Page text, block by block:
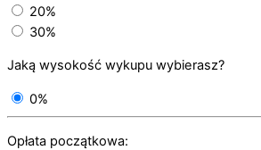
20%
30%
Jaką wysokość wykupu wybierasz?
0%
Opłata początkowa: